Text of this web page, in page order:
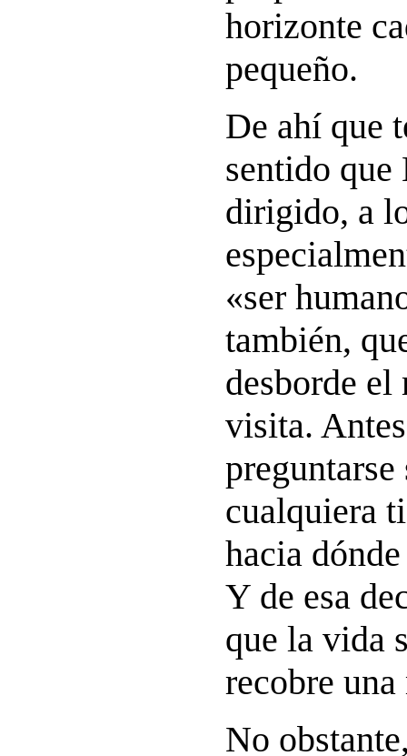
horizonte
pequeño.
De ahí que
sentido
dirigido, a
«ser
también,
desborde el
visita.
preguntarse
cualquiera
hacia
Y de esa
que la vida
recobre
No